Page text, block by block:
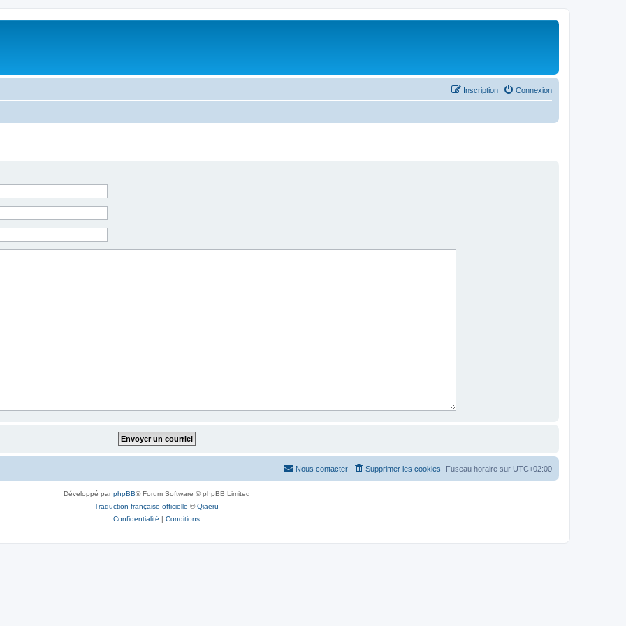
Connexion
Inscription
Fuseau horaire sur UTC+02:00
Supprimer les cookies
Nous contacter
Développé parphpBB® Forum Software © phpBB Limited
Traduction française officielle ©Qiaeru
Confidentialité | Conditions